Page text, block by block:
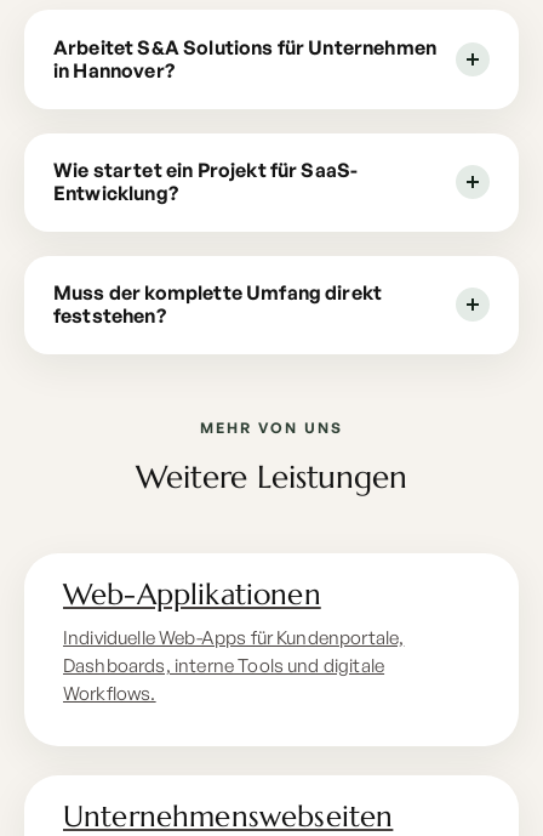
Arbeitet S&A Solutions für Unternehmen
in Hannover?
Wie startet ein Projekt für SaaS-
Entwicklung?
Muss der komplette Umfang direkt
feststehen?
MEHR VON UNS
Weitere Leistungen
Web-Applikationen
Individuelle Web-Apps für Kundenportale,
Dashboards, interne Tools und digitale
Workflows.
Unternehmenswebseiten